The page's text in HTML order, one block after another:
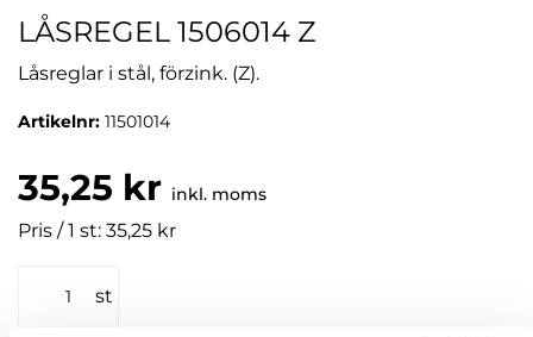
LÅSREGEL 1506014 Z
Låsreglar i stål, förzink. (Z).
Artikelnr: 11501014
35,25 kr inkl. moms
Pris / 1 st: 35,25 kr
st